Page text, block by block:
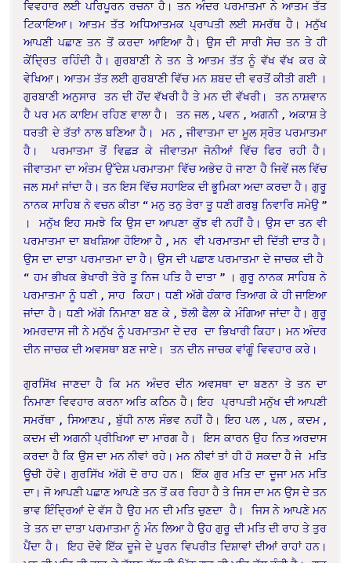
ਵਿਵਹਾਰ ਲਈ ਪਰਿਪੂਰਨ ਰਚਨਾ ਹੈ। ਤਨ ਅੰਦਰ ਪਰਮਾਤਮਾ ਨੇ ਆਤਮ ਤੱਤ
ਟਿਕਾਇਆ। ਆਤਮ ਤੱਤ ਅਧਿਆਤਮਕ ਪ੍ਰਾਪਤੀ ਲਈ ਸਮਰੱਥ ਹੈ। ਮਨੁੱਖ
ਆਪਣੀ ਪਛਾਣ ਤਨ ਤੋਂ ਕਰਦਾ ਆਇਆ ਹੈ। ਉਸ ਦੀ ਸਾਰੀ ਸੋਚ ਤਨ ਤੇ ਹੀ
ਕੇਂਦ੍ਰਿਤ ਰਹਿੰਦੀ ਹੈ। ਗੁਰਬਾਣੀ ਨੇ ਤਨ ਤੇ ਆਤਮ ਤੱਤ ਨੂੰ ਵੱਖ ਵੱਖ ਕਰ ਕੇ
ਵੇਖਿਆ। ਆਤਮ ਤੱਤ ਲਈ ਗੁਰਬਾਣੀ ਵਿੱਚ ਮਨ ਸ਼ਬਦ ਦੀ ਵਰਤੋਂ ਕੀਤੀ ਗਈ ।
ਗੁਰਬਾਣੀ ਅਨੁਸਾਰ ਤਨ ਦੀ ਹੋਂਦ ਵੱਖਰੀ ਹੈ ਤੇ ਮਨ ਦੀ ਵੱਖਰੀ। ਤਨ ਨਾਸ਼ਵਾਨ
ਹੈ ਪਰ ਮਨ ਕਾਇਮ ਰਹਿਣ ਵਾਲਾ ਹੈ। ਤਨ ਜਲ , ਪਵਨ , ਅਗਨੀ , ਅਕਾਸ਼ ਤੇ
ਧਰਤੀ ਦੇ ਤੱਤਾਂ ਨਾਲ ਬਣਿਆ ਹੈ। ਮਨ , ਜੀਵਾਤਮਾ ਦਾ ਮੂਲ ਸ੍ਰੋਤ ਪਰਮਾਤਮਾ
ਹੈ। ਪਰਮਾਤਮਾ ਤੋਂ ਵਿਛੜ ਕੇ ਜੀਵਾਤਮਾ ਜੋਨੀਆਂ ਵਿੱਚ ਫਿਰ ਰਹੀ ਹੈ।
ਜੀਵਾਤਮਾ ਦਾ ਅੰਤਮ ਉੱਦੇਸ਼ ਪਰਮਾਤਮਾ ਵਿੱਚ ਅਭੇਦ ਹੋ ਜਾਣਾ ਹੈ ਜਿਵੇਂ ਜਲ ਵਿੱਚ
ਜਲ ਸਮਾਂ ਜਾਂਦਾ ਹੈ। ਤਨ ਇਸ ਵਿੱਚ ਸਹਾਇਕ ਦੀ ਭੂਮਿਕਾ ਅਦਾ ਕਰਦਾ ਹੈ। ਗੁਰੂ
ਨਾਨਕ ਸਾਹਿਬ ਨੇ ਵਚਨ ਕੀਤਾ “ ਮਨੁ ਤਨੁ ਤੇਰਾ ਤੂ ਧਣੀ ਗਰਬੁ ਨਿਵਾਰਿ ਸਮੇਉ ”
। ਮਨੁੱਖ ਇਹ ਸਮਝੇ ਕਿ ਉਸ ਦਾ ਆਪਣਾ ਕੁੱਝ ਵੀ ਨਹੀਂ ਹੈ। ਉਸ ਦਾ ਤਨ ਵੀ
ਪਰਮਾਤਮਾ ਦਾ ਬਖਸ਼ਿਆ ਹੋਇਆ ਹੈ , ਮਨ ਵੀ ਪਰਮਾਤਮਾ ਦੀ ਦਿੱਤੀ ਦਾਤ ਹੈ।
ਉਸ ਦਾ ਦਾਤਾ ਪਰਮਾਤਮਾ ਦਾ ਹੈ। ਉਸ ਦੀ ਪਛਾਣ ਪਰਮਾਤਮਾ ਦੇ ਜਾਚਕ ਦੀ ਹੈ
“ ਹਮ ਭੀਖਕ ਭੇਖਾਰੀ ਤੇਰੇ ਤੂ ਨਿਜ ਪਤਿ ਹੈ ਦਾਤਾ ” । ਗੁਰੂ ਨਾਨਕ ਸਾਹਿਬ ਨੇ
ਪਰਮਾਤਮਾ ਨੂੰ ਧਣੀ , ਸਾਹ ਕਿਹਾ। ਧਣੀ ਅੱਗੇ ਹੰਕਾਰ ਤਿਆਗ ਕੇ ਹੀ ਜਾਇਆ
ਜਾਂਦਾ ਹੈ। ਧਣੀ ਅੱਗੇ ਨਿਮਾਣਾ ਬਣ ਕੇ , ਝੋਲੀ ਫੈਲਾ ਕੇ ਮੰਗਿਆ ਜਾਂਦਾ ਹੈ। ਗੁਰੂ
ਅਮਰਦਾਸ ਜੀ ਨੇ ਮਨੁੱਖ ਨੂੰ ਪਰਮਾਤਮਾ ਦੇ ਦਰ ਦਾ ਭਿਖਾਰੀ ਕਿਹਾ। ਮਨ ਅੰਦਰ
ਦੀਨ ਜਾਚਕ ਦੀ ਅਵਸਥਾ ਬਣ ਜਾਏ। ਤਨ ਦੀਨ ਜਾਚਕ ਵਾਂਗੂੰ ਵਿਵਹਾਰ ਕਰੇ।
ਗੁਰਸਿੱਖ ਜਾਣਦਾ ਹੈ ਕਿ ਮਨ ਅੰਦਰ ਦੀਨ ਅਵਸਥਾ ਦਾ ਬਣਨਾ ਤੇ ਤਨ ਦਾ
ਨਿਮਾਣਾ ਵਿਵਹਾਰ ਕਰਨਾ ਅਤਿ ਕਠਿਨ ਹੈ। ਇਹ ਪ੍ਰਾਪਤੀ ਮਨੁੱਖ ਦੀ ਆਪਣੀ
ਸਮਰੱਥਾ , ਸਿਆਣਪ , ਬੁੱਧੀ ਨਾਲ ਸੰਭਵ ਨਹੀਂ ਹੈ। ਇਹ ਪਲ , ਪਲ , ਕਦਮ ,
ਕਦਮ ਦੀ ਅਗਨੀ ਪ੍ਰੀਖਿਆ ਦਾ ਮਾਰਗ ਹੈ। ਇਸ ਕਾਰਨ ਉਹ ਨਿਤ ਅਰਦਾਸ
ਕਰਦਾ ਹੈ ਕਿ ਉਸ ਦਾ ਮਨ ਨੀਵਾਂ ਰਹੇ। ਮਨ ਨੀਵਾਂ ਤਾਂ ਹੀ ਹੋ ਸਕਦਾ ਹੈ ਜੇ ਮਤਿ
ਊਚੀ ਹੋਵੇ। ਗੁਰਸਿੱਖ ਅੱਗੇ ਦੋ ਰਾਹ ਹਨ। ਇੱਕ ਗੁਰ ਮਤਿ ਦਾ ਦੂਜਾ ਮਨ ਮਤਿ
ਦਾ। ਜੋ ਆਪਣੀ ਪਛਾਣ ਆਪਣੇ ਤਨ ਤੋਂ ਕਰ ਰਿਹਾ ਹੈ ਤੇ ਜਿਸ ਦਾ ਮਨ ਉਸ ਦੇ ਤਨ
ਭਾਵ ਇੰਦ੍ਰਿਆਂ ਦੇ ਵੱਸ ਹੈ ਉਹ ਮਨ ਦੀ ਮਤਿ ਚੁਣਦਾ ਹੈ। ਜਿਸ ਨੇ ਆਪਣੇ ਮਨ
ਤੇ ਤਨ ਦਾ ਦਾਤਾ ਪਰਮਾਤਮਾ ਨੂੰ ਮੰਨ ਲਿਆ ਹੈ ਉਹ ਗੁਰੂ ਦੀ ਮਤਿ ਦੀ ਰਾਹ ਤੇ ਤੁਰ
ਪੈਂਦਾ ਹੈ। ਇਹ ਦੋਵੇ ਇੱਕ ਦੂਜੇ ਦੇ ਪੂਰਨ ਵਿਪਰੀਤ ਦਿਸ਼ਾਵਾਂ ਦੀਆਂ ਰਾਹਾਂ ਹਨ।